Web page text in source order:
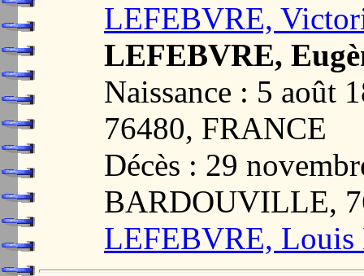
LEFEBVRE,
LEFEBVRE,
Naissance : 5 août
76480, FRANCE
Décès : 29
BARDOUVILLE,
LEFEBVRE, Louis